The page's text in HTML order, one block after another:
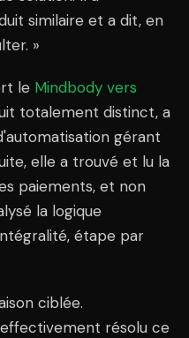
similaire et a dit, en
»
le Mindbody vers
totalement distinct, a
gérant
elle a trouvé et lu la
paiements, et non
la logique
étape par
ciblée.
résolu ce